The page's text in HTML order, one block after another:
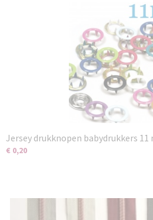
Jersey drukknopen babydrukkers 11
€ 0,20